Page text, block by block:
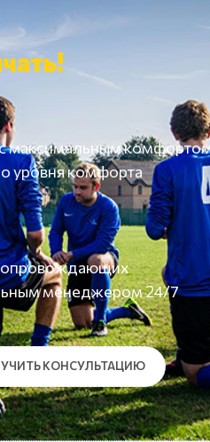
максимальным
уровня комфорта
менеджером 24/7
КОНСУЛЬТАЦИЮ